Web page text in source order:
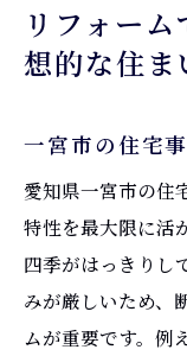
リフォー
想的な住ま
一宮市の住宅
愛知県一宮市の住
特性を最大限に活
四季がはっきりし
みが厳しいため、
ムが重要です。例